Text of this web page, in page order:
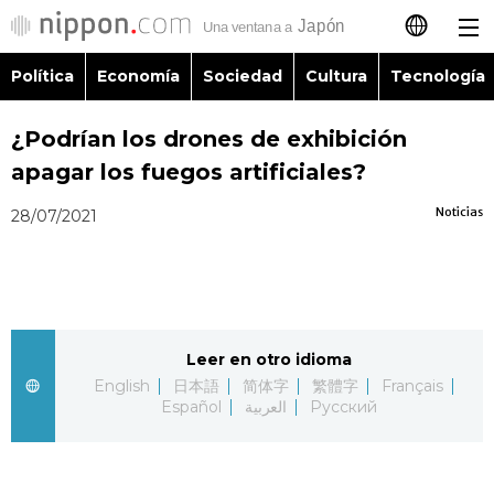
日本語
English
العربية
Русский
Política
Sociedad
Cultura
Política Economía Sociedad Cultura Tecnología
¿Podrían los drones de exhibición
apagar los fuegos artificiales?
Noticias
28/07/2021
Leer en otro idioma
English
日本語 简体字 繁體字
Français
Español
العربية Русский